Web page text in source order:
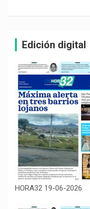
Edición digital
HORA32 19-06-2026